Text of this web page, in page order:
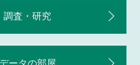
調査・研究